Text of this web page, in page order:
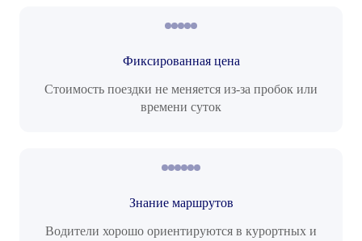
Фиксированная цена
Стоимость поездки не меняется из-за пробок или
времени суток
Знание маршрутов
Водители хорошо ориентируются в курортных и